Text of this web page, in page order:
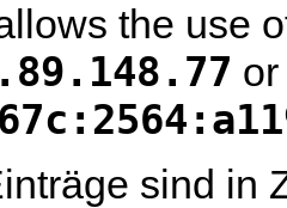
the use
or
sind in